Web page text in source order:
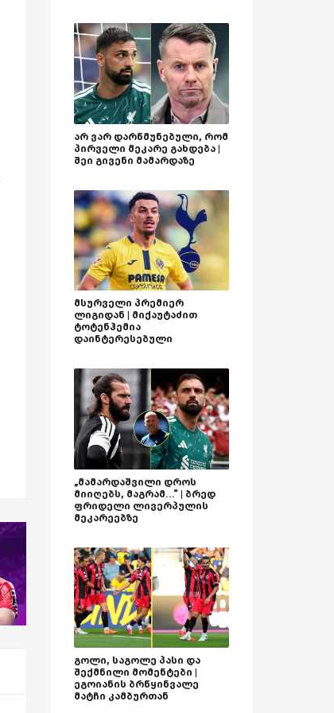
არ ვარ დარწმუნებული, რომ
პირველი მეკარე გახდება |
შეი გივენი მამარდაზე
მსურველი პრემიერ
ლიგიდან | მიქაუტაძით
ტოტენჰემია
დაინტერესებული
„მამარდაშვილი დროს
მიიღებს, მაგრამ...“ | ბრედ
ფრიდელი ლივერპულის
მეკარეებზე
გოლი, საგოლე პასი და
შექმნილი მომენტები |
ეგოიანის ბრწყინვალე
მატჩი კამბურთან